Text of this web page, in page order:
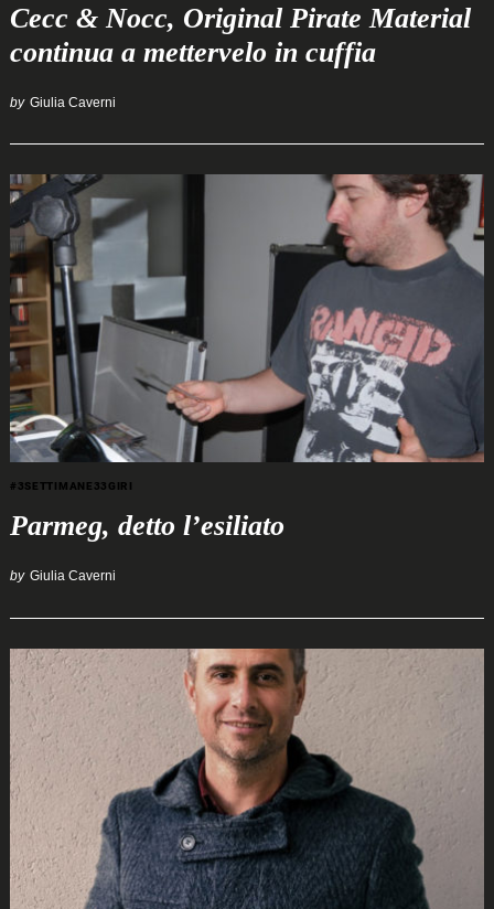
Cecc & Nocc, Original Pirate Material
continua a mettervelo in cuffia
by Giulia Caverni
#3SETTIMANE33GIRI
Parmeg, detto l’esiliato
by Giulia Caverni